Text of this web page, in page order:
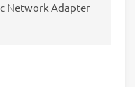
Network Adapter